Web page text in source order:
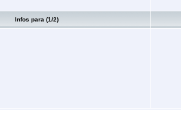
Infos para (1/2)